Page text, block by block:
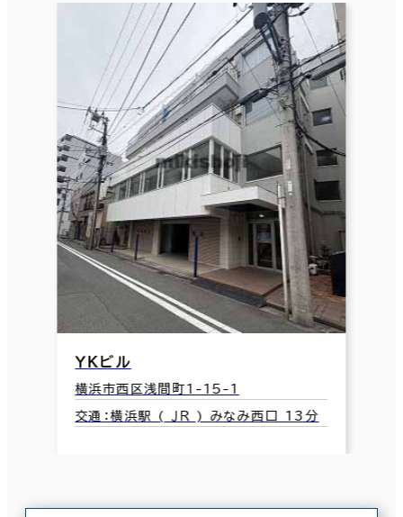
ＹＫビル
横浜市西区浅間町1-15-1
交通：横浜駅 ( ＪＲ ) みなみ西口 13分